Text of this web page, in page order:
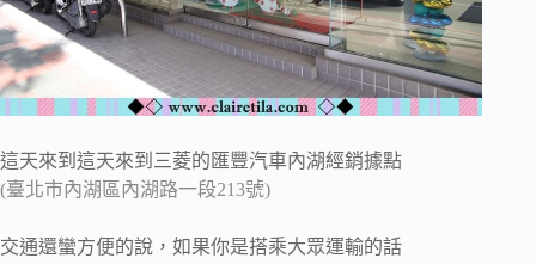
這天來到這天來到三菱的匯豐汽車內湖經銷據點
(臺北市內湖區內湖路一段213號)
交通還蠻方便的說，如果你是搭乘大眾運輸的話